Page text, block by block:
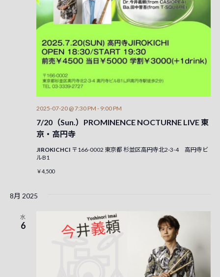
7/20（Sun.）PROMINENCE NOCTURNE LIVE 東
京・高円寺
2025-07-20 @ 7:30 PM - 9:00 PM
JIROKICHCI 〒166-0002 東京都 杉並区高円寺北2-3-4 高円寺ビ
ルB1
￥4,500
8月 2025
水
6